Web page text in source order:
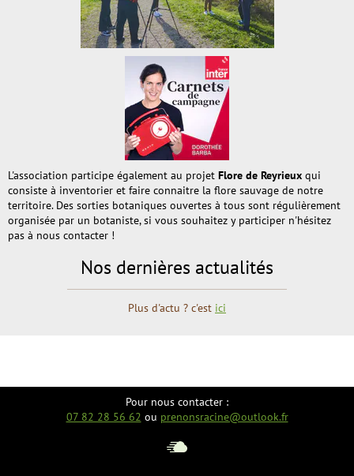
L'association participe également au projet Flore de Reyrieux qui
consiste à inventorier et faire connaitre la flore sauvage de notre
territoire. Des sorties botaniques ouvertes à tous sont régulièrement
organisée par un botaniste, si vous souhaitez y participer n'hésitez
pas à nous contacter !
Nos dernières actualités
Plus d'actu ? c'est ici
Pour nous contacter :
07 82 28 56 62 ou prenonsracine@outlook.fr